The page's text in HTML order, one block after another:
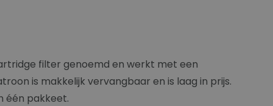
filter genoemd en werkt met een
is makkelijk vervangbaar en is laag in prijs.
één pakkeet.